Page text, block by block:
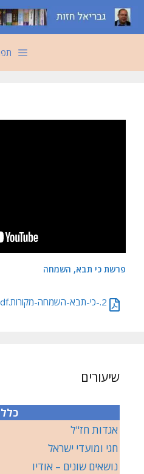
לדלג
לתוכן
פרשת כי תבא, השמחה
2.-כי-תבא-השמחה-מקורות.pdf
שיעורים
אגדות חז"ל
חגי ומועדי ישראל
נושאים שונים – אודיו